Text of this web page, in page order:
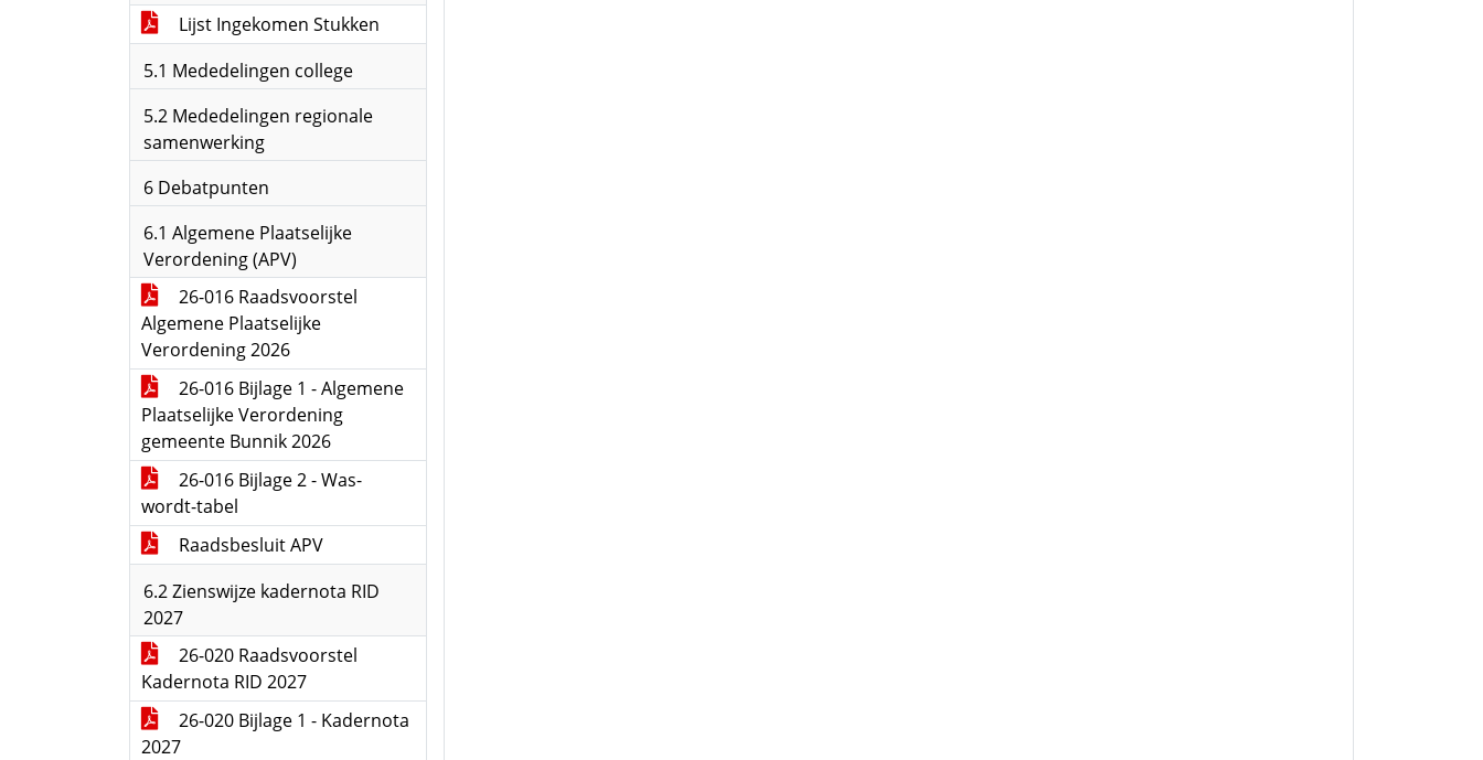
Lijst Ingekomen Stukken
5.1 Mededelingen college
5.2 Mededelingen regionale
samenwerking
6 Debatpunten
6.1 Algemene Plaatselijke
Verordening (APV)
26-016 Raadsvoorstel
Algemene Plaatselijke
Verordening 2026
26-016 Bijlage 1 - Algemene
Plaatselijke Verordening
gemeente Bunnik 2026
26-016 Bijlage 2 - Was-
wordt-tabel
Raadsbesluit APV
6.2 Zienswijze kadernota RID
2027
26-020 Raadsvoorstel
Kadernota RID 2027
26-020 Bijlage 1 - Kadernota
2027